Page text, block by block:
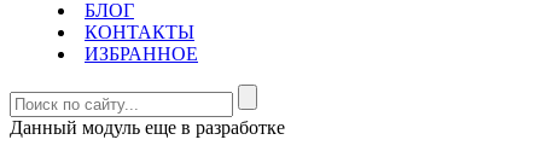
БЛОГ
КОНТАКТЫ
ИЗБРАННОЕ
Данный модуль еще в разработке